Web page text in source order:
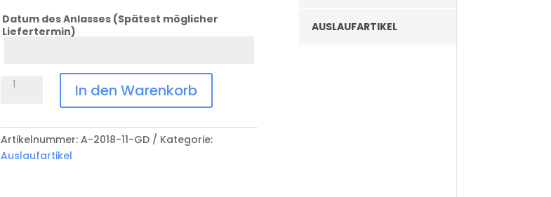
Datum des Anlasses (Spätest möglicher
Liefertermin)
Zinnteller
11-
In den Warenkorb
Artikelnummer: A-2018-11-GD
Kategorie:
Auslaufartikel
AUSLAUFARTIKEL